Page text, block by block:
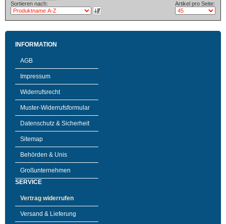
Sortieren nach: Artikel pro Seite:
INFORMATION
AGB
Impressum
Widerrufsrecht
Muster-Widerrufsformular
Datenschutz & Sicherheit
Sitemap
Behörden & Unis
Großunternehmen
SERVICE
Vertrag widerrufen
Versand & Lieferung